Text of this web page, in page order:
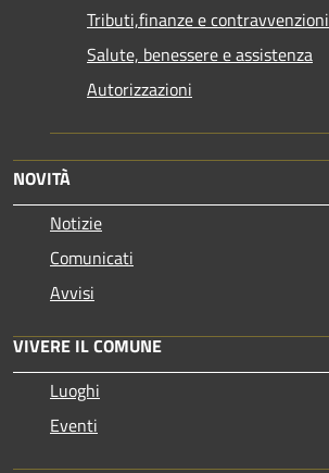
Tributi,finanze e contravvenzioni
Salute, benessere e assistenza
Autorizzazioni
NOVITÀ
Notizie
Comunicati
Avvisi
VIVERE IL COMUNE
Luoghi
Eventi